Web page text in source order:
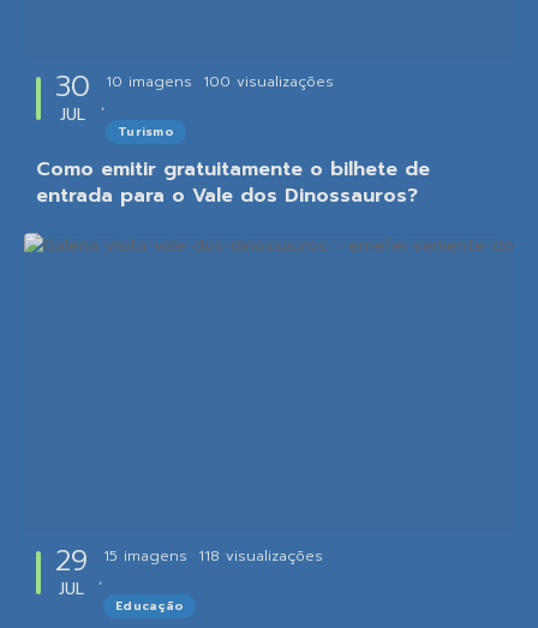
Turismo
30
JUL
Como emitir gratuitamente o bilhete de
entrada para o Vale dos Dinossauros?
100 visualizações
10 imagens
Educação
29
JUL
118 visualizações
15 imagens